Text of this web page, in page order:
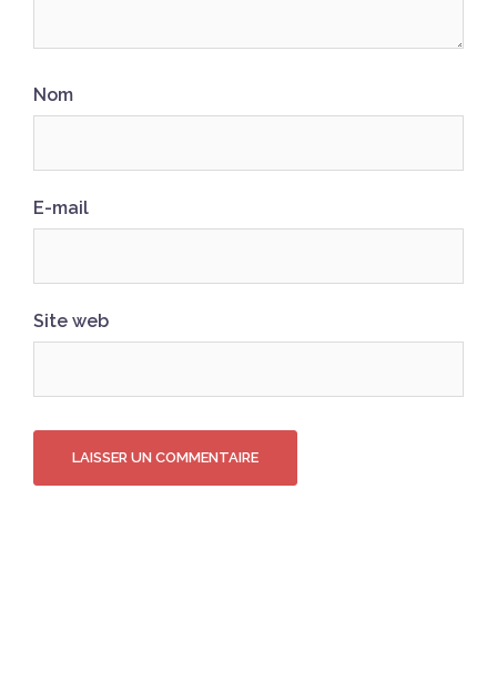
Nom
E-mail
Site web